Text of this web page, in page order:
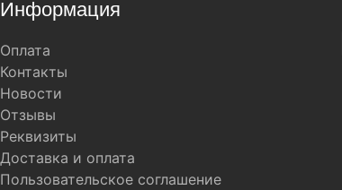
Информация
Оплата
Контакты
Новости
Отзывы
Реквизиты
Доставка и оплата
Пользовательское соглашение